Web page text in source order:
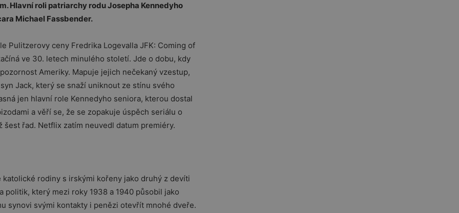
Hlavní roli patriarchy rodu Josepha Kennedyho
Michael Fassbender.
Pulitzerovy ceny Fredrika Logevalla JFK: Coming of
ve 30. letech minulého století. Jde o dobu, kdy
Ameriky. Mapuje jejich nečekaný vzestup,
Jack, který se snaží uniknout ze stínu svého
jen hlavní role Kennedyho seniora, kterou dostal
a věří se, že se zopakuje úspěch seriálu o
řad. Netflix zatím neuvedl datum premiéry.
rodiny s irskými kořeny jako druhý z devíti
politik, který mezi roky 1938 a 1940 působil jako
synovi svými kontakty i penězi otevřít mnohé dveře.